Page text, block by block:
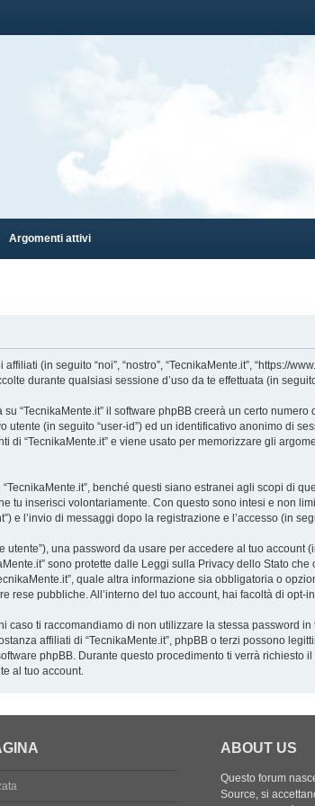
Argomenti attivi
(in seguito “noi”, “nostro”, “TecnikaMente.it”, “https://
durante qualsiasi sessione d’uso da te effettuata (in
“TecnikaMente.it” il software phpBB creerà un certo
(in seguito “user-id”) ed un identificativo anonimo di
di “TecnikaMente.it” e viene usato per memorizzare gli
benché questi siano estranei agli scopi di
tu inserisci volontariamente. Con questo sono intesi e non
e l’invio di messaggi dopo la registrazione e l’accesso (in
utente”), una password da usare per accedere al tuo
sono protette dalle Leggi sulla Privacy dello Stato
quale altra informazione sia obbligatoria o
pubbliche. All’interno del tuo account, hai facoltà di
ti raccomandiamo di non utilizzare la stessa password
affiliati di “TecnikaMente.it”, phpBB o terzi possono
phpBB. Durante questo procedimento ti verrà
al tuo account.
ABOUT US
Questo forum
Source, si